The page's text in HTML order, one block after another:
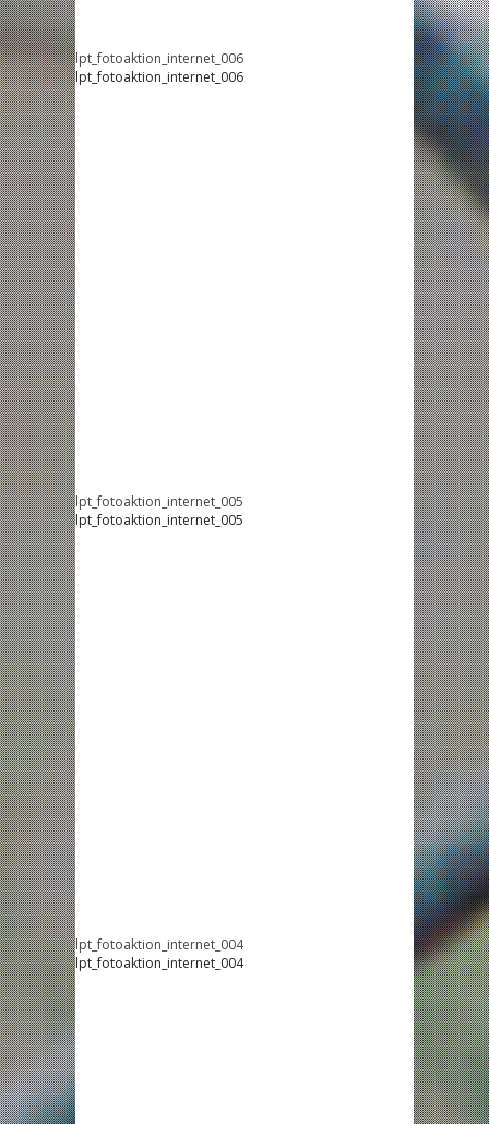
lpt_fotoaktion_internet_006
lpt_fotoaktion_internet_006
lpt_fotoaktion_internet_005
lpt_fotoaktion_internet_005
lpt_fotoaktion_internet_004
lpt_fotoaktion_internet_004